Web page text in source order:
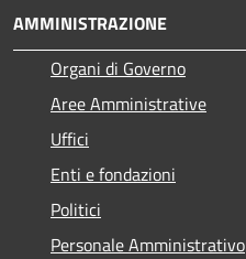
AMMINISTRAZIONE
Organi di Governo
Aree Amministrative
Uffici
Enti e fondazioni
Politici
Personale Amministrativo